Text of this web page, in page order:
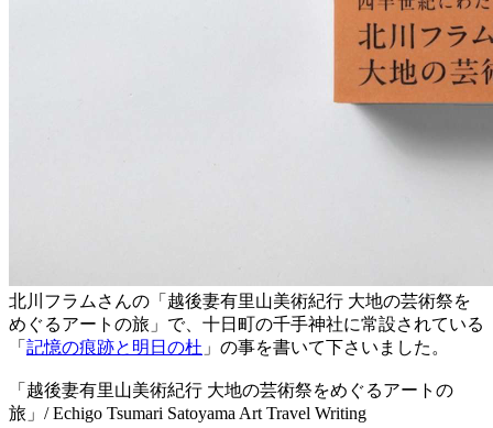
北川フラムさんの「越後妻有里山美術紀行 大地の芸術祭を
めぐるアートの旅」で、十日町の千手神社に常設されている
「 記憶の痕跡と明日の杜 」の事を書いて下さいました。
「越後妻有里山美術紀行 大地の芸術祭をめぐるアートの
旅」/ Echigo Tsumari Satoyama Art Travel Writing